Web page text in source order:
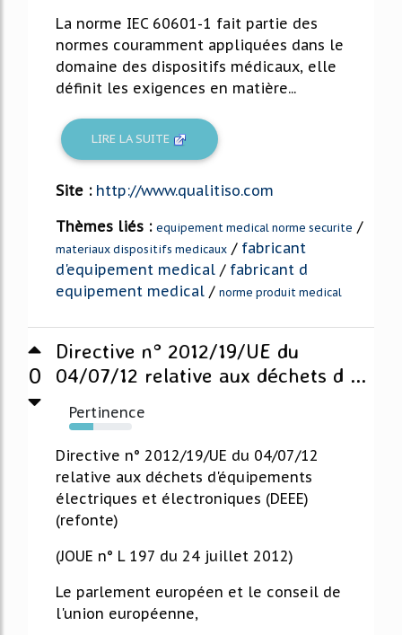
La norme IEC 60601-1 fait partie des
normes couramment appliquées dans le
domaine des dispositifs médicaux, elle
définit les exigences en matière...
LIRE LA SUITE
Site : http://www.qualitiso.com
Thèmes liés : equipement medical norme securite /
materiaux dispositifs medicaux / fabricant
d'equipement medical / fabricant d
equipement medical / norme produit medical
0
Directive n° 2012/19/UE du
04/07/12 relative aux déchets d ...
Pertinence
39%
Directive n° 2012/19/UE du 04/07/12
relative aux déchets d'équipements
électriques et électroniques (DEEE)
(refonte)
(JOUE n° L 197 du 24 juillet 2012)
Le parlement européen et le conseil de
l'union européenne,